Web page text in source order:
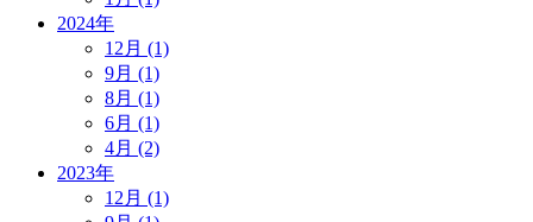
2024年
12月 (1)
9月 (1)
8月 (1)
6月 (1)
4月 (2)
2023年
12月 (1)